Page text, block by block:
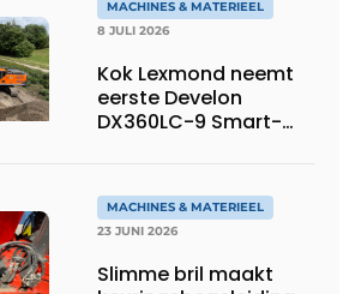
MACHINES & MATERIEEL
8 JULI 2026
Kok Lexmond neemt
eerste Develon
DX360LC-9 Smart-
MACHINES & MATERIEEL
23 JUNI 2026
Slimme bril maakt